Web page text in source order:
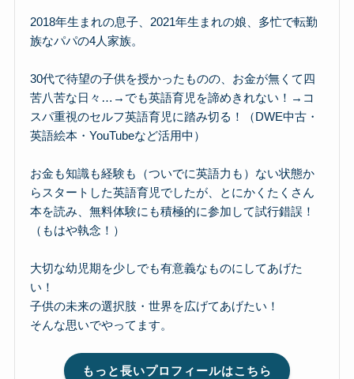
2018年生まれの息子、2021年生まれの娘、多忙で転勤
族なパパの4人家族。
30代で待望の子供を授かったものの、お金が無くて四
苦八苦な日々…→でも英語育児を諦めきれない！→コ
スパ重視のセルフ英語育児に踏み切る！（DWE中古・
英語絵本・YouTubeなど活用中）
お金も知識も経験も（ついでに英語力も）ない状態か
らスタートした英語育児でしたが、とにかくたくさん
本を読み、無料体験にも積極的に参加して試行錯誤！
（もはや執念！）
大切な幼児期を少しでも有意義なものにしてあげた
い！
子供の未来の選択肢・世界を広げてあげたい！
そんな思いでやってます。
もっと長いプロフィールはこちら